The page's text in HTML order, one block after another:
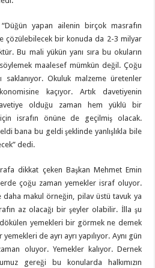
“Düğün yapan ailenin birçok masrafın
çözülebilecek bir konuda da 2-3 milyar
Bu mali yükün yanı sıra bu okuların
söylemek maalesef mümkün değil. Çoğu
Okuluk malzeme üretenler
kaçıyor. Artık davetiyenin
olduğu zaman hem yüklü bir
için israfın önüne de geçilmiş olacak.
bana bu geldi şeklinde yanlışlıkla bile
dedi.
dikkat çeken Başkan Mehmet Emin
çoğu zaman yemekler israf oluyor.
makul örneğin, pilav üstü tavuk ya
az olacağı bir şeyler olabilir. İlla şu
yemekleri bir görmek ne demek
de ayrı ayrı yapılıyor. Aynı gün
oluyor. Yemekler kalıyor. Dernek
gereği bu konularda halkımızın